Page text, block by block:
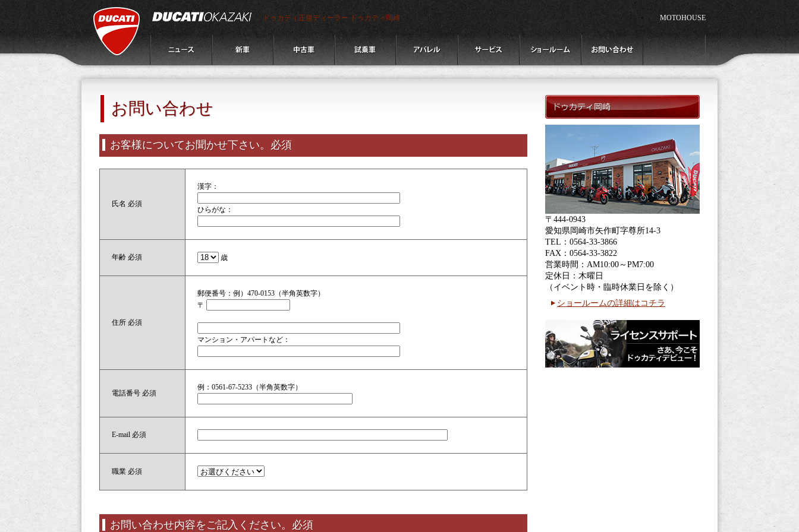
ドゥカティ正規ディーラー ドゥカティ岡崎 MOTOHOUSE
お問い合わせ
お客様についてお聞かせ下さい。 必須
氏名 必須
漢字：
ひらがな：
年齢 必須 歳
住所 必須
郵便番号：例）470-0153（半角英数字）
〒
マンション・アパートなど：
電話番号 必須
例：0561-67-5233（半角英数字）
E-mail 必須
職業 必須
お問い合わせ内容をご記入ください。 必須
〒444-0943
愛知県岡崎市矢作町字尊所14-3
TEL：0564-33-3866
FAX：0564-33-3822
営業時間：AM10:00～PM7:00
定休日：木曜日
（イベント時・臨時休業日を除く）
ショールームの詳細はコチラ